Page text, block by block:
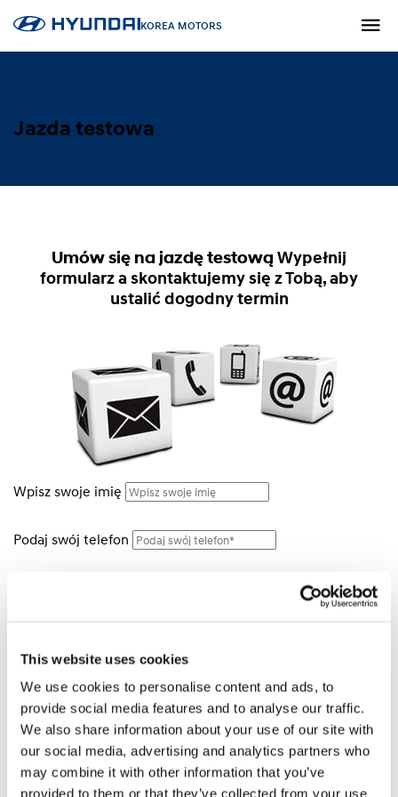
This website uses cookies
We use cookies to personalise content and ads, to
provide social media features and to analyse our traffic.
We also share information about your use of our site with
our social media, advertising and analytics partners who
may combine it with other information that you’ve
provided to them or that they’ve collected from your use
KOREA MOTORS
Jazda testowa
Umów się na jazdę testowąWypełnij
formularz a skontaktujemy się z Tobą, aby
ustalić dogodny termin
Wpisz swoje imię
Podaj swój telefon
Wiadomość
Oświadczam, że zapoznałem się zklauzulą
informacyjną.